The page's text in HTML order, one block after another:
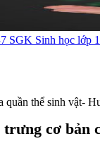
SGK Sinh học lớp
quần thể sinh vật-
cơ bản